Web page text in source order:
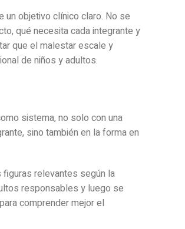
un objetivo clínico claro. No se
qué necesita cada integrante y
que el malestar escale y
de niños y adultos.
sistema, no solo con una
sino también en la forma en
figuras relevantes según la
responsables y luego se
comprender mejor el